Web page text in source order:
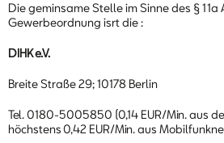
Die geminsame Stelle im Sinne des § 11a
Gewerbeordnung isrt die :
DIHK e.V.
Breite Straße 29; 10178 Berlin
Tel. 0180-5005850 (0,14 EUR/Min. aus
höchstens 0,42 EUR/Min. aus